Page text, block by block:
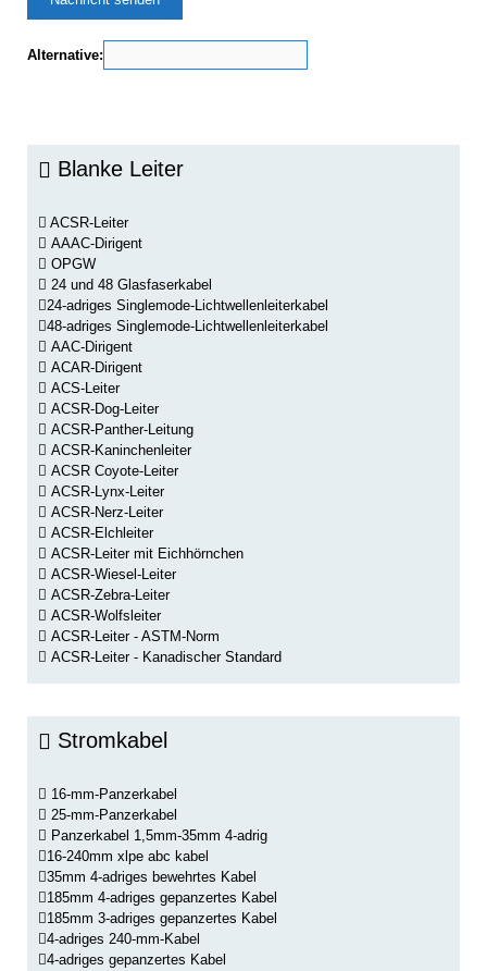
Alternative:
Blanke Leiter
ACSR-Leiter
AAAC-Dirigent
OPGW
24 und 48 Glasfaserkabel
24-adriges Singlemode-Lichtwellenleiterkabel
48-adriges Singlemode-Lichtwellenleiterkabel
AAC-Dirigent
ACAR-Dirigent
ACS-Leiter
ACSR-Dog-Leiter
ACSR-Panther-Leitung
ACSR-Kaninchenleiter
ACSR Coyote-Leiter
ACSR-Lynx-Leiter
ACSR-Nerz-Leiter
ACSR-Elchleiter
ACSR-Leiter mit Eichhörnchen
ACSR-Wiesel-Leiter
ACSR-Zebra-Leiter
ACSR-Wolfsleiter
ACSR-Leiter - ASTM-Norm
ACSR-Leiter - Kanadischer Standard
Stromkabel
16-mm-Panzerkabel
25-mm-Panzerkabel
Panzerkabel 1,5mm-35mm 4-adrig
16-240mm xlpe abc kabel
35mm 4-adriges bewehrtes Kabel
185mm 4-adriges gepanzertes Kabel
185mm 3-adriges gepanzertes Kabel
4-adriges 240-mm-Kabel
4-adriges gepanzertes Kabel